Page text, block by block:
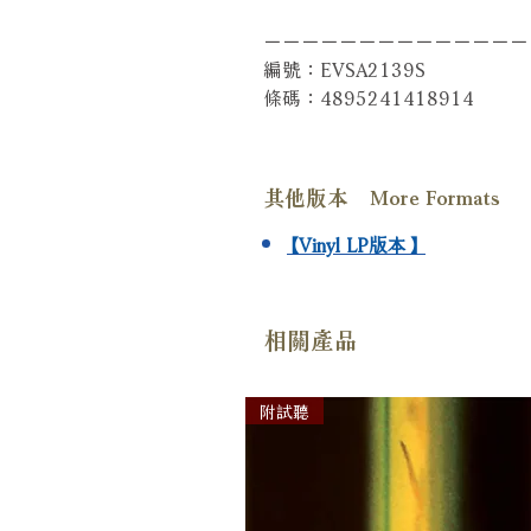
－－－－－－－－－－－－－
編號：EVSA2139S
條碼：4895241418914
其他版本 More Formats
【Vinyl LP版本】
相關產品
附試聽